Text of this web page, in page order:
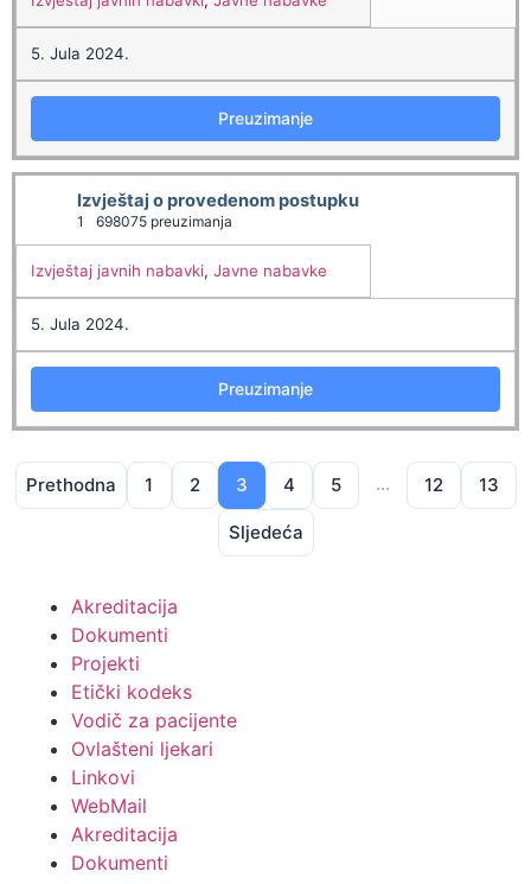
5. Jula 2024.
Preuzimanje
Izvještaj o provedenom postupku
1 698075 preuzimanja
Izvještaj javnih nabavki, Javne nabavke
5. Jula 2024.
Preuzimanje
Prethodna 1 2 3 4 5 … 12 13
Sljedeća
Akreditacija
Dokumenti
Projekti
Etički kodeks
Vodič za pacijente
Ovlašteni ljekari
Linkovi
WebMail
Akreditacija
Dokumenti